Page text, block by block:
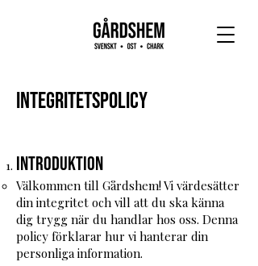
Integritetspolicy
Introduktion
Välkommen till Gårdshem! Vi värdesätter
din integritet och vill att du ska känna
dig trygg när du handlar hos oss. Denna
policy förklarar hur vi hanterar din
personliga information.